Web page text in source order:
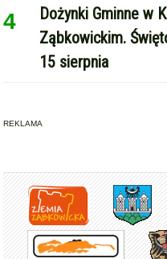
4
Dożynki Gminne w
Ząbkowickim.
15 sierpnia
REKLAMA